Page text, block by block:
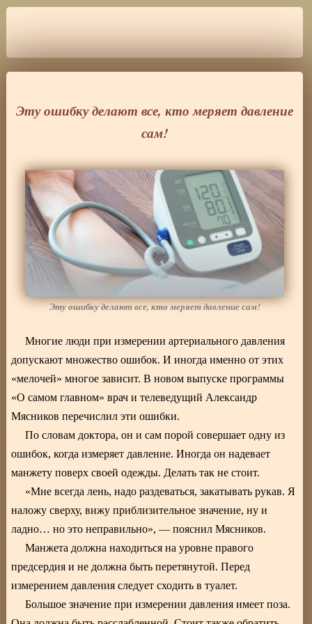
Эту ошибку делают все, кто меряет давление
сам!
Эту ошибку делают все, кто меряет давление сам!
Многие люди при измерении артериального давления
допускают множество ошибок. И иногда именно от этих
«мелочей» многое зависит. В новом выпуске программы
«О самом главном» врач и телеведущий Александр
Мясников перечислил эти ошибки.
По словам доктора, он и сам порой совершает одну из
ошибок, когда измеряет давление. Иногда он надевает
манжету поверх своей одежды. Делать так не стоит.
«Мне всегда лень, надо раздеваться, закатывать рукав. Я
наложу сверху, вижу приблизительное значение, ну и
ладно… но это неправильно», — пояснил Мясников.
Манжета должна находиться на уровне правого
предсердия и не должна быть перетянутой. Перед
измерением давления следует сходить в туалет.
Большое значение при измерении давления имеет поза.